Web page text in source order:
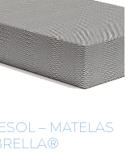
– MATELAS